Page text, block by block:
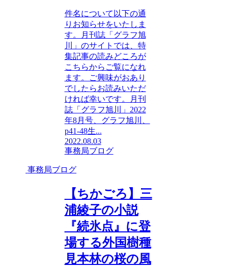
件名について以下の通
りお知らせをいたしま
す。月刊誌「グラフ旭
川」のサイトでは、特
集記事の読みどころが
こちらからご覧になれ
ます。ご興味がおあり
でしたらお読みいただ
ければ幸いです。月刊
誌「グラフ旭川」2022
年8月号、グラフ旭川、
p41-48生...
2022.08.03
事務局ブログ
事務局ブログ
【ちかごろ】三
浦綾子の小説
『続氷点』に登
場する外国樹種
見本林の桜の風